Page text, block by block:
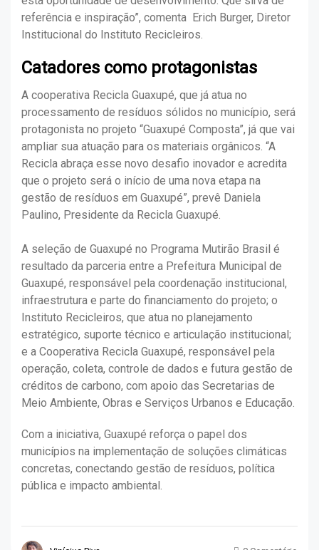
referência e inspiração”, comenta Erich Burger, Diretor
Institucional do Instituto Recicleiros.
Catadores como protagonistas
A cooperativa Recicla Guaxupé, que já atua no
processamento de resíduos sólidos no município, será
protagonista no projeto “Guaxupé Composta”, já que vai
ampliar sua atuação para os materiais orgânicos. “A
Recicla abraça esse novo desafio inovador e acredita
que o projeto será o início de uma nova etapa na
gestão de resíduos em Guaxupé”, prevê Daniela
Paulino, Presidente da Recicla Guaxupé.
A seleção de Guaxupé no Programa Mutirão Brasil é
resultado da parceria entre a Prefeitura Municipal de
Guaxupé, responsável pela coordenação institucional,
infraestrutura e parte do financiamento do projeto; o
Instituto Recicleiros, que atua no planejamento
estratégico, suporte técnico e articulação institucional;
e a Cooperativa Recicla Guaxupé, responsável pela
operação, coleta, controle de dados e futura gestão de
créditos de carbono, com apoio das Secretarias de
Meio Ambiente, Obras e Serviços Urbanos e Educação.
Com a iniciativa, Guaxupé reforça o papel dos
municípios na implementação de soluções climáticas
concretas, conectando gestão de resíduos, política
pública e impacto ambiental.